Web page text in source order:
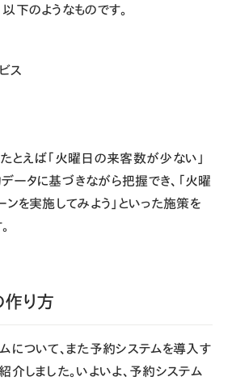
下のようなものです。
ス
とえば「火曜日の来客数が少ない」
ータに基づきながら把握でき、「火曜
を実施してみよう」といった施策を
り方
について、また予約システムを導入す
介しました。いよいよ、予約システム